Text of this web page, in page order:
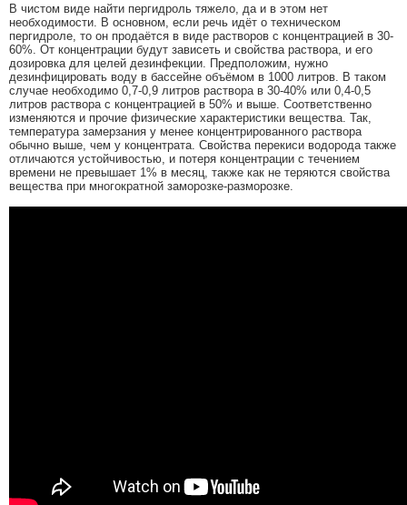
В чистом виде найти пергидроль тяжело, да и в этом нет
необходимости. В основном, если речь идёт о техническом
пергидроле, то он продаётся в виде растворов с концентрацией в 30-
60%. От концентрации будут зависеть и свойства раствора, и его
дозировка для целей дезинфекции. Предположим, нужно
дезинфицировать воду в бассейне объёмом в 1000 литров. В таком
случае необходимо 0,7-0,9 литров раствора в 30-40% или 0,4-0,5
литров раствора с концентрацией в 50% и выше. Соответственно
изменяются и прочие физические характеристики вещества. Так,
температура замерзания у менее концентрированного раствора
обычно выше, чем у концентрата. Свойства перекиси водорода также
отличаются устойчивостью, и потеря концентрации с течением
времени не превышает 1% в месяц, также как не теряются свойства
вещества при многократной заморозке-разморозке.